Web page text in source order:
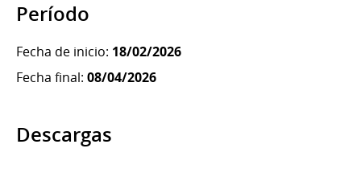
Período
Fecha de inicio: 18/02/2026
Fecha final: 08/04/2026
Descargas